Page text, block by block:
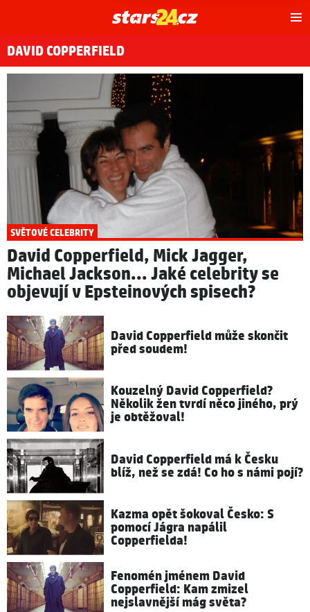
DAVID COPPERFIELD
SVĚTOVÉ CELEBRITY
David Copperfield, Mick Jagger,
Michael Jackson... Jaké celebrity se
objevují v Epsteinových spisech?
David Copperfield může skončit
před soudem!
Kouzelný David Copperfield?
Několik žen tvrdí něco jiného, prý
je obtěžoval!
David Copperfield má k Česku
blíž, než se zdá! Co ho s námi pojí?
Kazma opět šokoval Česko: S
pomocí Jágra napálil
Copperfielda!
Fenomén jménem David
Copperfield: Kam zmizel
nejslavnější mág světa?